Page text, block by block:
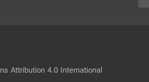
Attribution 4.0 International